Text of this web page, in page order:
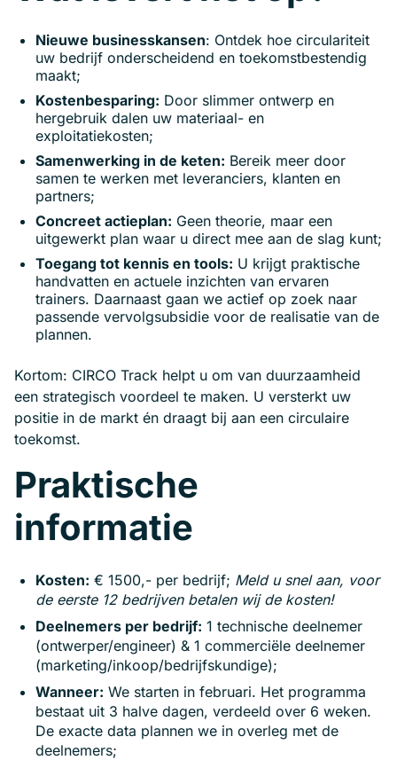
Nieuwe businesskansen: Ontdek hoe circulariteit
uw bedrijf onderscheidend en toekomstbestendig
maakt;
Kostenbesparing: Door slimmer ontwerp en
hergebruik dalen uw materiaal- en
exploitatiekosten;
Samenwerking in de keten: Bereik meer door
samen te werken met leveranciers, klanten en
partners;
Concreet actieplan: Geen theorie, maar een
uitgewerkt plan waar u direct mee aan de slag kunt;
Toegang tot kennis en tools: U krijgt praktische
handvatten en actuele inzichten van ervaren
trainers. Daarnaast gaan we actief op zoek naar
passende vervolgsubsidie voor de realisatie van de
plannen.
Kortom: CIRCO Track helpt u om van duurzaamheid
een strategisch voordeel te maken. U versterkt uw
positie in de markt én draagt bij aan een circulaire
toekomst.
Praktische
informatie
Kosten: € 1500,- per bedrijf; Meld u snel aan, voor
de eerste 12 bedrijven betalen wij de kosten!
Deelnemers per bedrijf: 1 technische deelnemer
(ontwerper/engineer) & 1 commerciële deelnemer
(marketing/inkoop/bedrijfskundige);
Wanneer: We starten in februari. Het programma
bestaat uit 3 halve dagen, verdeeld over 6 weken.
De exacte data plannen we in overleg met de
deelnemers;